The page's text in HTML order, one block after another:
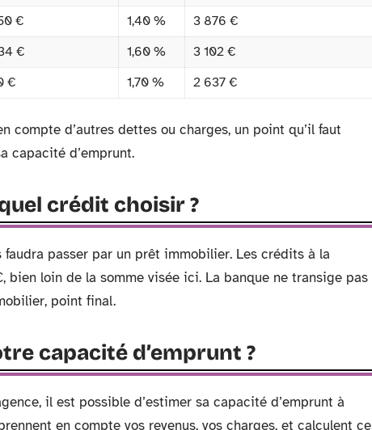
€ 1,40 %
3 876 €
€ 1,60 %
3 102 €
€ 1,70 % 2 637 €
compte d’autres dettes ou charges, un point qu’il faut
capacité d’emprunt.
crédit choisir ?
passer par un prêt immobilier. Les crédits à la
loin de la somme visée ici. La banque ne transige pas
point final.
capacité d’emprunt ?
il est possible d’estimer sa capacité d’emprunt à
en compte vos revenus, vos charges, et calculent ce